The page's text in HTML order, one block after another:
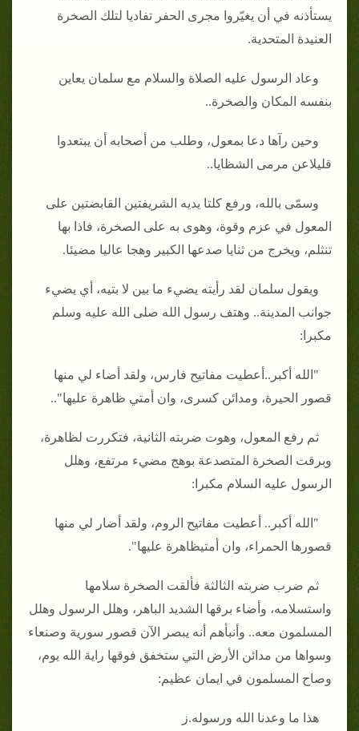
يستأذنه في أن يغيّروا مجرى الحفر تفاديا لتلك الصخرة
العنيدة المتحدية.
وعاد الرسول عليه الصلاة والسلام مع سلمان يعاين
بنفسه المكان والصخرة..
وحين رآها دعا بمعول، وطلب من أصحابه أن يبتعدوا
قليلاعن مرمى الشظايا..
وسمّى بالله، ورفع كلتا يديه الشريفتين القابضتين على
المعول في عزم وقوة، وهوى به على الصخرة، فاذا بها
تنثلم، ويخرج من ثنايا صدعها الكبير وهجا عاليا مضيئا.
ويقول سلمان لقد رأيته يضيء ما بين لا بتيه، أي يضيء
جوانب المدينة.. وهتف رسول الله صلى الله عليه وسلم
مكبرا:
"الله أكبر..أعطيت مفاتيح فارس، ولقد أضاء لي منها
قصور الحيرة، ومدائن كسرى، وان أمتي ظاهرة عليها"..
ثم رفع المعول، وهوت ضربته الثانية، فتكررت لظاهرة،
وبرقت الصخرة المتصدعة بوهج مضيء مرتفع، وهلل
الرسول عليه السلام مكبرا:
"الله أكبر.. أعطيت مفاتيح الروم، ولقد أضار لي منها
قصورها الحمراء، وان أمتيظاهرة عليها".
ثم ضرب ضربته الثالثة فألقت الصخرة سلامها
واستسلامه، وأضاء برقها الشديد الباهر، وهلل الرسول وهلل
المسلمون معه.. وأنبأهم أنه يبصر الآن قصور سورية وصنعاء
وسواها من مدائن الأرض التي ستخفق فوقها راية الله يوم،
وصاح المسلمون في ايمان عظيم:
هذا ما وعدنا الله ورسوله.ز